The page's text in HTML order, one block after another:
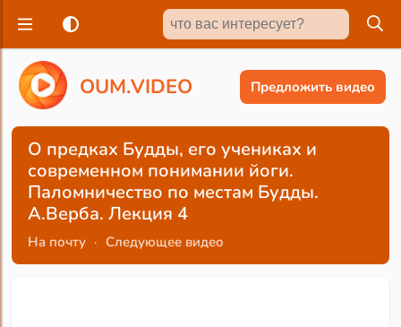
OUM.VIDEO Предложить видео
О предках Будды, его учениках и
современном понимании йоги.
Паломничество по местам Будды.
А.Верба. Лекция 4
На почту · Следующее видео